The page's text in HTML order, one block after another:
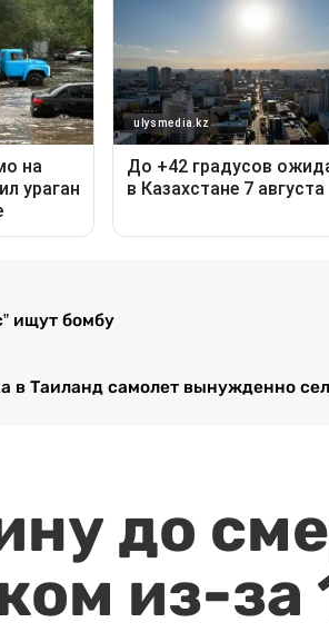
ищут бомбу
в Таиланд самолет вынужденно
до
из-за